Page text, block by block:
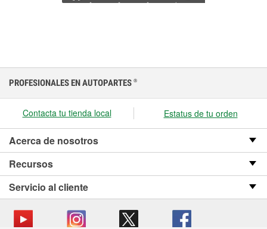
PROFESIONALES EN AUTOPARTES ®
Contacta tu tienda local Estatus de tu orden
Acerca de nosotros
Recursos
Servicio al cliente